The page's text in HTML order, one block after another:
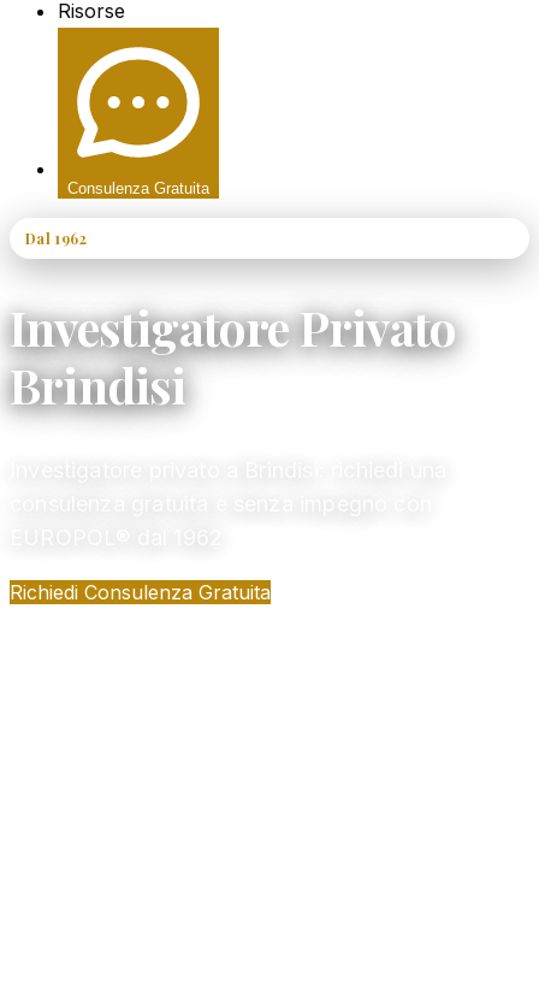
Risorse
Consulenza Gratuita
Dal 1962
Investigatore Privato
Brindisi
Richiedi Consulenza Gratuita